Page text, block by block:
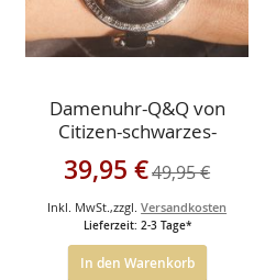
Damenuhr-Q&Q von
Citizen-schwarzes-
Sonderangebot
39,95 €49,95 €
Inkl. MwSt.,zzgl.Versandkosten
Lieferzeit: 2-3 Tage*
In den Warenkorb